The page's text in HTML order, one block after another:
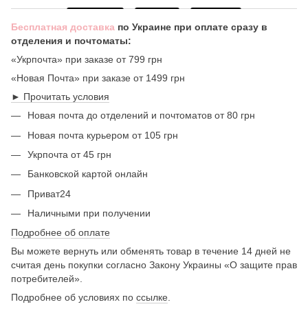
Бесплатная доставка по Украине при оплате сразу в
отделения и почтоматы:
«Укрпочта» при заказе от 799 грн
«Новая Почта» при заказе от 1499 грн
► Прочитать условия
Новая почта до отделений и почтоматов от 80 грн
Новая почта курьером от 105 грн
Укрпочта от 45 грн
Банковской картой онлайн
Приват24
Наличными при получении
Подробнее об оплате
Вы можете вернуть или обменять товар в течение 14 дней не
считая день покупки согласно Закону Украины «О защите прав
потребителей».
Подробнее об условиях по ссылке.